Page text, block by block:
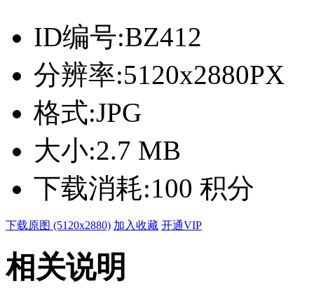
ID编号:BZ412
分辨率:5120x2880PX
格式:JPG
大小:2.7 MB
下载消耗:100 积分
下载原图 (5120x2880) 加入收藏 开通VIP
相关说明